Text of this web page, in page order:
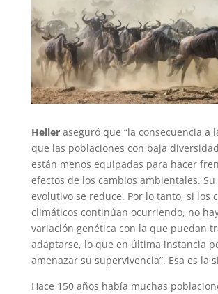
Helleraseguró que “la consecuencia a
que las poblaciones con baja
están menos equipadas para hacer
efectos de los cambios ambientales.
evolutivo se reduce. Por lo tanto, si los
climáticos continúan ocurriendo, no
variación genética con la que puedan
adaptarse, lo que en última instancia
amenazar su supervivencia”. Esa es la
Hace 150 años había muchas